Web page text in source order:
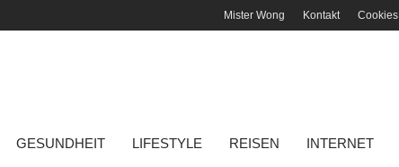
Mister Wong Kontakt Cookies
GESUNDHEIT LIFESTYLE REISEN INTERNET